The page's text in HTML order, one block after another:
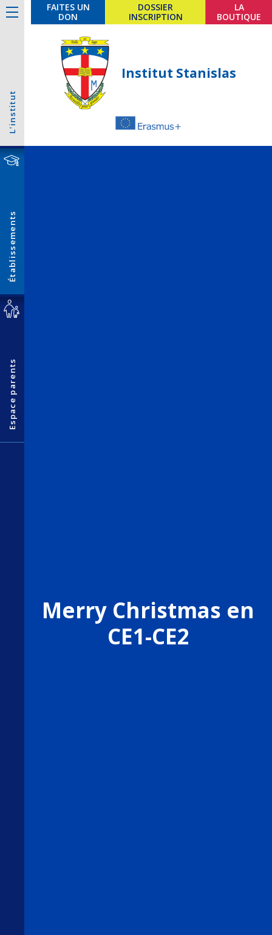
Institut Stanislas
FAITES UN
DON
DOSSIER
INSCRIPTION
LA
BOUTIQUE
L'institut
Établissements
Espace parents
Merry Christmas en
CE1-CE2